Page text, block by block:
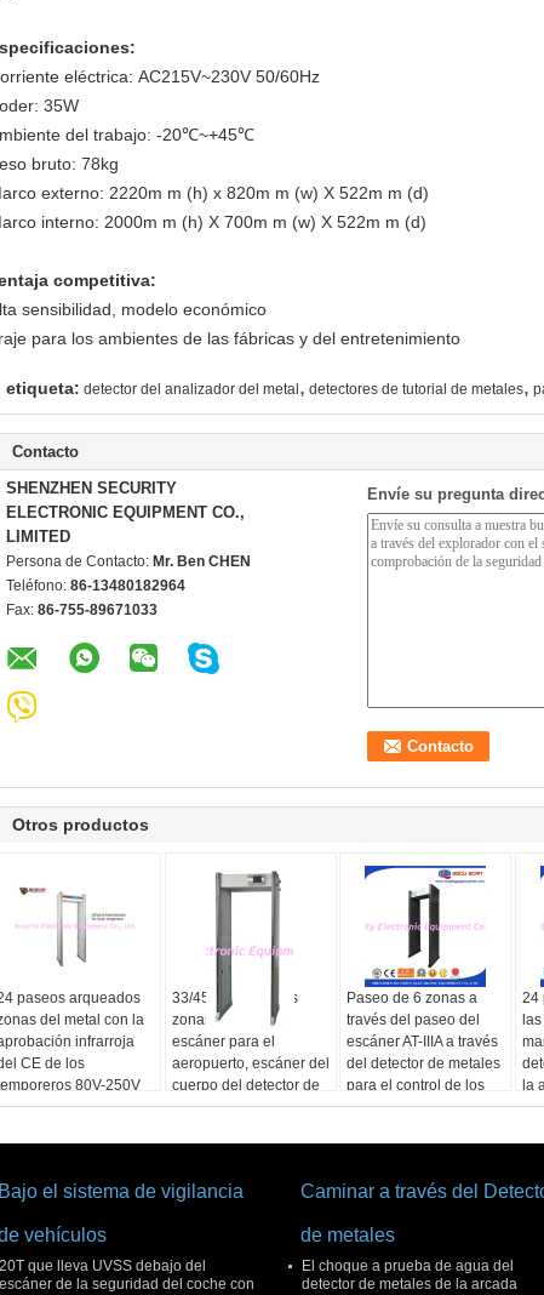
eléctrica: AC215V~230V 50/60Hz
35W
del trabajo: -20℃~+45℃
bruto: 78kg
externo: 2220m m (h) x 820m m (w) X 522m m (d)
interno: 2000m m (h) X 700m m (w) X 522m m (d)
competitiva:
sensibilidad, modelo económico
para los ambientes de las fábricas y del entretenimiento
etiqueta: detector del analizador del metal , detectores de tutorial de metales,
Contacto
SHENZHEN SECURITY
ELECTRONIC EQUIPMENT CO.,
LIMITED
Persona de Contacto: Mr. Ben CHEN
Teléfono: 86-13480182964
Fax: 86-755-89671033
Envíe su pregunta
Otros productos
paseos arqueados
del metal con la
infrarroja
CE de los
80V-250V
cuerpo de la puerta
33/45 paseo de las
zonas a través del
escáner para el
aeropuerto, escáner del
cuerpo del detector de
metales del arco
Paseo de 6 zonas a
través del paseo del
escáner AT-IIIA a través
del detector de metales
para el control de los
pasajeros
24
la
Bajo el sistema de vigilancia
vehículos
20T que lleva UVSS debajo del
escáner de la seguridad del coche con
Caminar a través del
de metales
El choque a prueba de agua del
detector de metales de la arcada